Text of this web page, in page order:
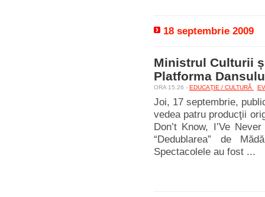
18 septembrie 2009
Ministrul Culturii
Platforma
ORA 15.26 - EDUCAŢIE / CULTURĂ
Joi, 17 septembrie,
vedea patru producţii
Don’t Know, I’Ve
“Dedublarea” de
Spectacolele au fost ...